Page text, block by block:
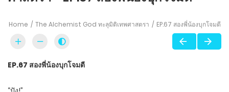
Home The Alchemist God ทะลุมิติเทพศาสตรา EP.67 สองพี่น้องบุกโจมตี
EP.67 สองพี่น้องบุกโจมตี